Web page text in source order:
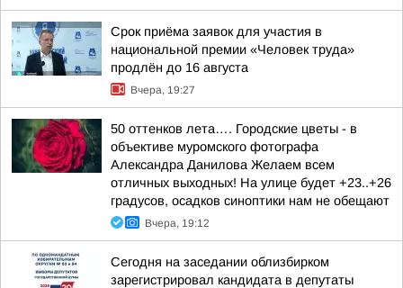
Срок приёма заявок для участия в
национальной премии «Человек труда»
продлён до 16 августа
Вчера, 19:27
50 оттенков лета…. Городские цветы - в
объективе муромского фотографа
Александра Данилова Желаем всем
отличных выходных! На улице будет +23..+26
градусов, осадков синоптики нам не обещают
Вчера, 19:12
Сегодня на заседании облизбирком
зарегистрировал кандидата в депутаты